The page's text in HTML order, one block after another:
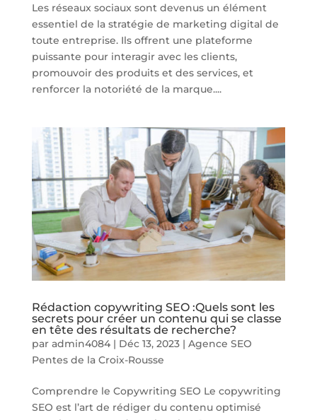
Les réseaux sociaux sont devenus un élément
essentiel de la stratégie de marketing digital de
toute entreprise. Ils offrent une plateforme
puissante pour interagir avec les clients,
promouvoir des produits et des services, et
renforcer la notoriété de la marque....
Rédaction copywriting SEO :Quels sont les
secrets pour créer un contenu qui se classe
en tête des résultats de recherche?
par admin4084| Déc 13, 2023| Agence SEO
Pentes de la Croix-Rousse
Comprendre le Copywriting SEO Le copywriting
SEO est l’art de rédiger du contenu optimisé